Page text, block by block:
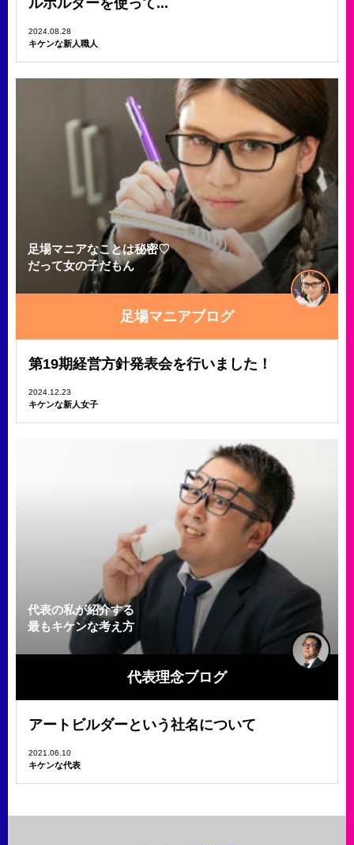
ルホルダーを使って...
2024.08.28
キケンな新人職人
足場マニアなことは秘密♡
だって女の子だもん
足場マニアブログ
第19期経営方針発表会を行いました！
2024.12.23
キケンな新人女子
代表の私が紹介する
最もキケンな考え方
代表理念ブログ
アートビルダーという社名について
2021.06.10
キケンな代表